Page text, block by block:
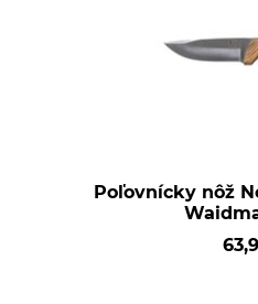
Poľovnícky nôž